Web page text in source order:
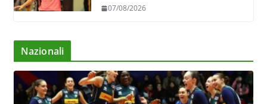
07/08/2026
Nazionali